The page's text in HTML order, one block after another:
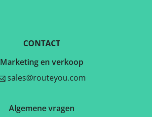
CONTACT
Marketing en verkoop
sales@routeyou.com
Algemene vragen